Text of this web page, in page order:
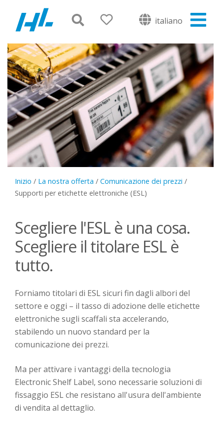
italiano
Inizio / La nostra offerta / Comunicazione dei prezzi /
Supporti per etichette elettroniche (ESL)
Scegliere l'ESL è una cosa.
Scegliere il titolare ESL è
tutto.
Forniamo titolari di ESL sicuri fin dagli albori del
settore e oggi – il tasso di adozione delle etichette
elettroniche sugli scaffali sta accelerando,
stabilendo un nuovo standard per la
comunicazione dei prezzi.
Ma per attivare i vantaggi della tecnologia
Electronic Shelf Label, sono necessarie soluzioni di
fissaggio ESL che resistano all'usura dell'ambiente
di vendita al dettaglio.